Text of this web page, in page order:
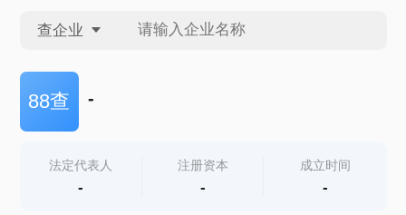
查企业
查企业
查产地
88查 -
法定代表人
-
注册资本
-
成立时间
-